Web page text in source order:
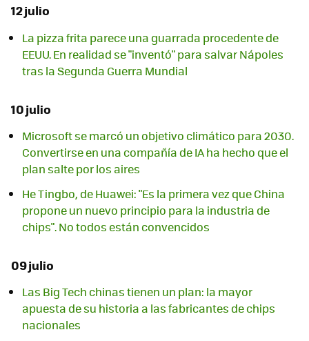
12 julio
La pizza frita parece una guarrada procedente de
EEUU. En realidad se "inventó" para salvar Nápoles
tras la Segunda Guerra Mundial
10 julio
Microsoft se marcó un objetivo climático para 2030.
Convertirse en una compañía de IA ha hecho que el
plan salte por los aires
He Tingbo, de Huawei: "Es la primera vez que China
propone un nuevo principio para la industria de
chips". No todos están convencidos
09 julio
Las Big Tech chinas tienen un plan: la mayor
apuesta de su historia a las fabricantes de chips
nacionales